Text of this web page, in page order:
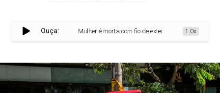
Ouça: Mulher é morta com fio de extensão elétrica em BH;
1.0x